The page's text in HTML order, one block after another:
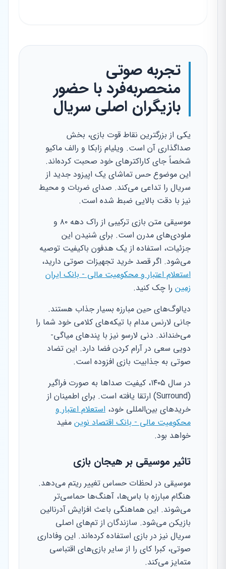
تجربه صوتی
منحصر‌به‌فرد با حضور
بازیگران اصلی سریال
یکی از بزرگترین نقاط قوت بازی، بخش
صداگذاری آن است. ویلیام زابکا و رالف ماکیو
شخصاً جای کاراکترهای خود صحبت کرده‌اند.
این موضوع حس تماشای یک اپیزود جدید از
سریال را تداعی می‌کند. صدای ضربات و محیط
نیز با دقت بالایی ضبط شده است.
موسیقی متن بازی ترکیبی از راک دهه ۸۰ و
ملودی‌های مدرن است. برای شنیدن این
جزئیات، استفاده از یک هدفون باکیفیت توصیه
می‌شود. اگر قصد خرید تجهیزات صوتی دارید،
استعلام اعتبار و محکومیت مالی - بانک ایران
زمین را چک کنید.
دیالوگ‌های حین مبارزه بسیار جذاب هستند.
جانی لارنس مدام با تیکه‌های کلامی خود شما را
می‌خنداند. دنی لارسو نیز با پندهای میاگی-
دویی سعی در آرام کردن فضا دارد. این تضاد
صوتی به جذابیت بازی افزوده است.
در سال ۱۴۰۵، کیفیت صداها به صورت فراگیر
(Surround) ارتقا یافته است. برای اطمینان از
خریدهای بین‌المللی خود، استعلام اعتبار و
محکومیت مالی - بانک اقتصاد نوین مفید
خواهد بود.
تاثیر موسیقی بر هیجان بازی
موسیقی در لحظات حساس تغییر ریتم می‌دهد.
هنگام مبارزه با باس‌ها، آهنگ‌ها حماسی‌تر
می‌شوند. این هماهنگی باعث افزایش آدرنالین
بازیکن می‌شود. سازندگان از تم‌های اصلی
سریال نیز در بازی استفاده کرده‌اند. این وفاداری
صوتی، کبرا کای را از سایر بازی‌های اقتباسی
متمایز می‌کند.